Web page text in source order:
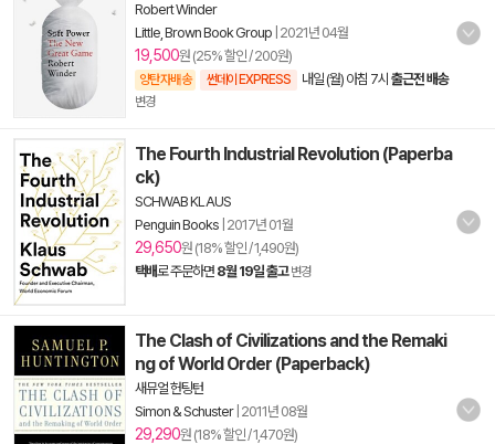
Robert Winder
Little, Brown Book Group 2021년 04월
19,500원 (25% 할인 / 200원)
양탄자배송 썬데이 EXPRESS 내일 (월) 아침 7시 출근전 배송
변경
The Fourth Industrial Revolution (Paperba
ck)
SCHWAB KLAUS
Penguin Books 2017년 01월
29,650원 (18% 할인 / 1,490원)
택배로 주문하면 8월 19일 출고 변경
The Clash of Civilizations and the Remaki
ng of World Order (Paperback)
새뮤얼 헌팅턴
Simon & Schuster| 2011년 08월
29,290원 (18% 할인 / 1,470원)